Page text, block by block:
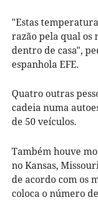
"Estas
razão pela qual os
dentro de casa",
espanhola EFE.
Quatro outras
cadeia numa
de 50 veículos.
Também houve
no Kansas,
de acordo com os
coloca o número